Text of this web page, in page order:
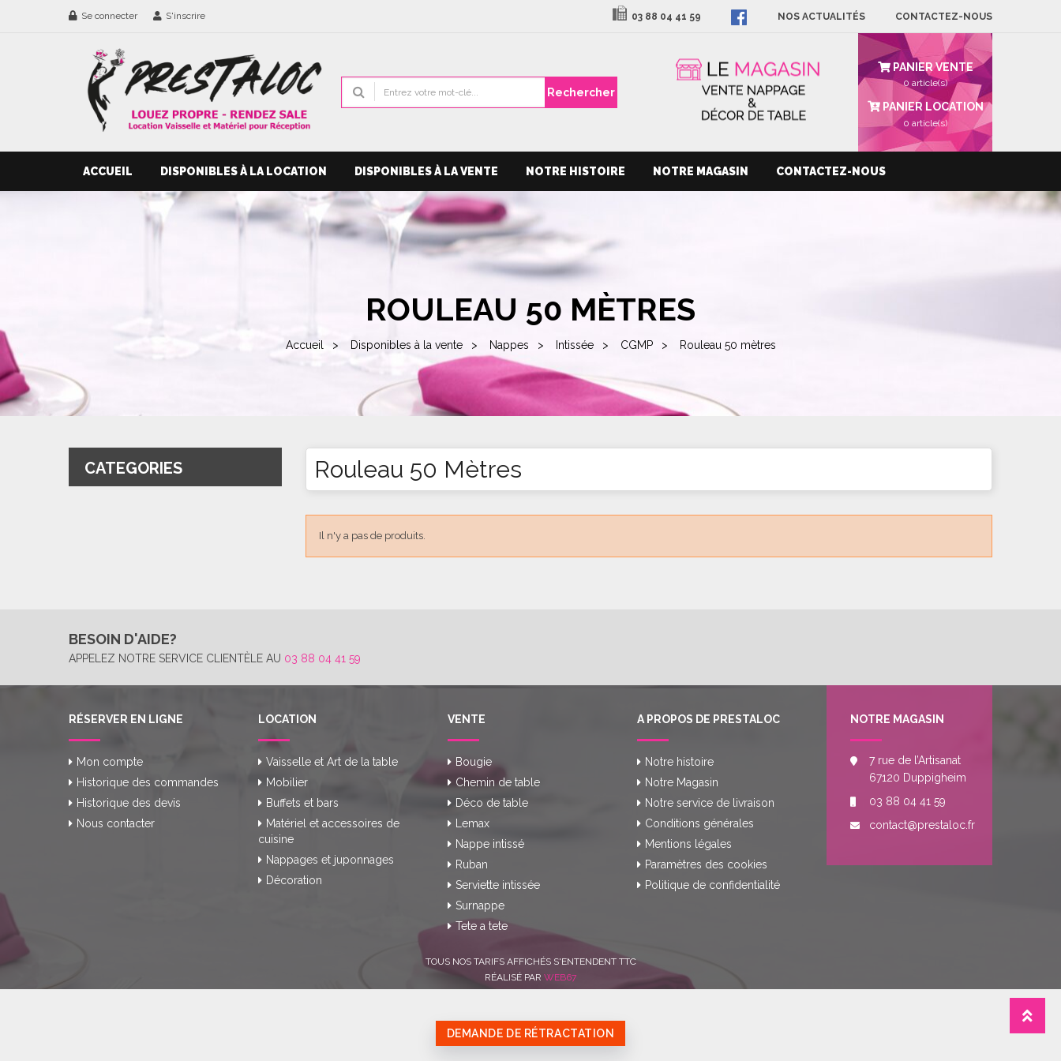
Se connecter S'inscrire 03 88 04 41 59 NOS ACTUALITÉS CONTACTEZ-NOUS
Rechercher
PANIER VENTE
0 article(s)
PANIER LOCATION
0 article(s)
ACCUEIL DISPONIBLES À LA LOCATION DISPONIBLES À LA VENTE NOTRE HISTOIRE NOTRE MAGASIN CONTACTEZ-NOUS
ROULEAU 50 MÈTRES
Accueil Disponibles à la vente Nappes Intissée CGMP Rouleau 50 mètres
CATEGORIES Rouleau 50 Mètres
Il n'y a pas de produits.
BESOIN D'AIDE?
APPELEZ NOTRE SERVICE CLIENTÈLE AU 03 88 04 41 59
RÉSERVER EN LIGNE
Mon compte
Historique des commandes
Historique des devis
Nous contacter
LOCATION
Vaisselle et Art de la table
Mobilier
Buffets et bars
Matériel et accessoires de
cuisine
Nappages et juponnages
Décoration
VENTE
Bougie
Chemin de table
Déco de table
Lemax
Nappe intissé
Ruban
Serviette intissée
Surnappe
Tete a tete
A PROPOS DE PRESTALOC
Notre histoire
Notre Magasin
Notre service de livraison
Conditions générales
Mentions légales
Paramètres des cookies
Politique de confidentialité
NOTRE MAGASIN
7 rue de l’Artisanat
67120 Duppigheim
03 88 04 41 59
contact@prestaloc.fr
TOUS NOS TARIFS AFFICHÉS S'ENTENDENT TTC
RÉALISÉ PAR WEB67
DEMANDE DE RÉTRACTATION